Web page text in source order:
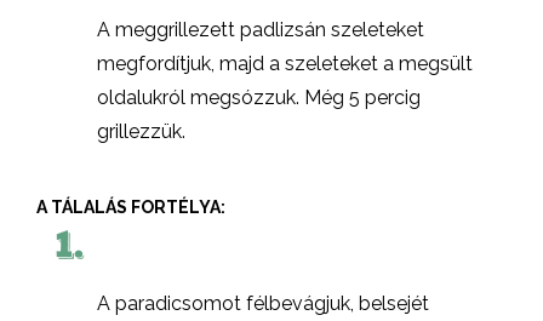
A meggrillezett padlizsán szeleteket
megfordítjuk, majd a szeleteket a megsült
oldalukról megsózzuk. Még 5 percig
grillezzük.
A TÁLALÁS FORTÉLYA:
1.
A paradicsomot félbevágjuk, belsejét